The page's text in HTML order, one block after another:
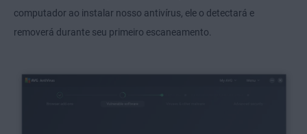
computador ao instalar nosso antivírus, ele o detectará e
removerá durante seu primeiro escaneamento.